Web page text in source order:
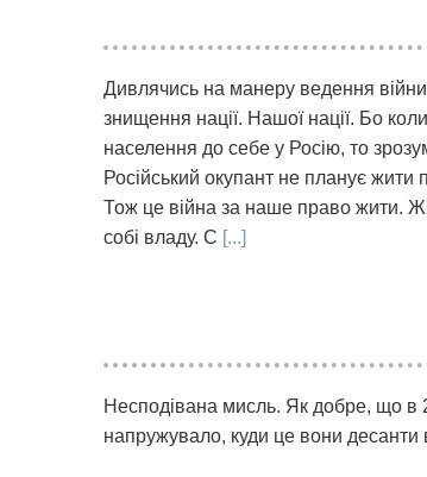
Дивлячись на манеру ведення
знищення нації. Нашої нації. Бо
населення до себе у Росію, то
Російський окупант не планує жити
Тож це війна за наше право жити.
собі владу. С [...]
Несподівана мисль. Як добре, що в
напружувало, куди це вони десанти